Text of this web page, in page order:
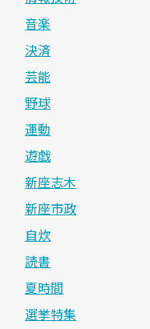
音楽
決済
芸能
野球
運動
遊戯
新座志木
新座市政
自炊
読書
夏時間
選挙特集